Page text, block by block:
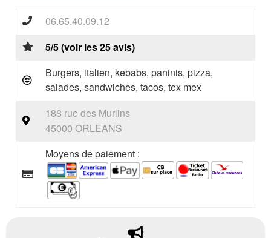
06.65.40.09.12
5/5 (voir les 25 avis)
Burgers, italien, kebabs, paninis, pizza,
salades, sandwiches, tacos, tex mex
188 rue des Murlins
45000 ORLEANS
Moyens de paiement :